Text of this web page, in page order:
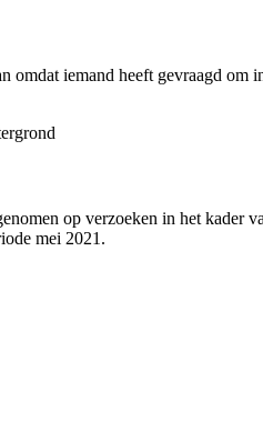
iemand heeft gevraagd
op verzoeken in het kader
mei 2021.